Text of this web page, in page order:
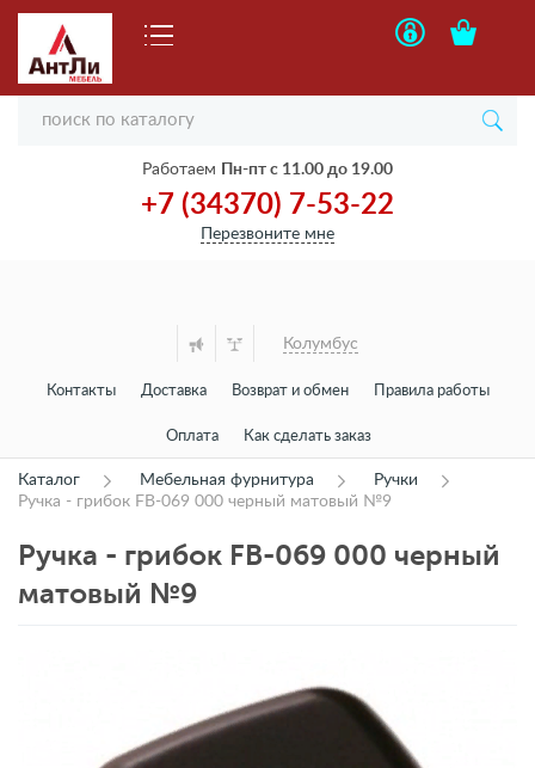
Работаем Пн-пт с 11.00 до 19.00
+7 (34370) 7-53-22
Перезвоните мне
Колумбус
Контакты Доставка Возврат и обмен Правила работы
Оплата Как сделать заказ
Каталог Мебельная фурнитура
Ручки
Ручка - грибок FВ-069 000 черный матовый №9
Ручка - грибок FВ-069 000 черный
матовый №9